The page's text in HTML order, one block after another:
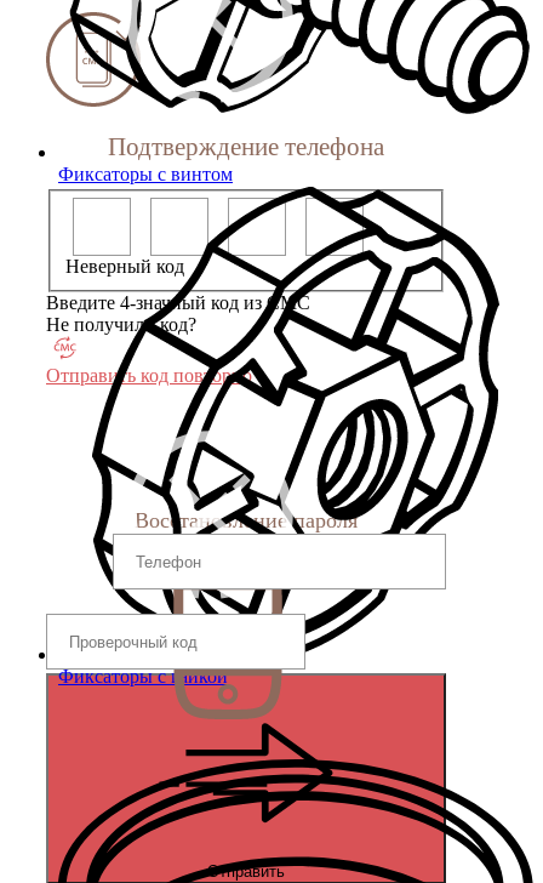
Фиксаторы с винтом
Фиксаторы с гайкой
Подтверждение телефона
Неверный код
Введите 4-значный код из СМС
Не получили код?
Отправить код повторно
Восстановление пароля
Отправить